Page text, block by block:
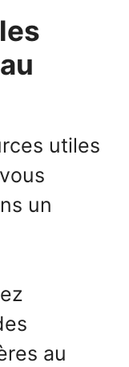
utiles
un
au